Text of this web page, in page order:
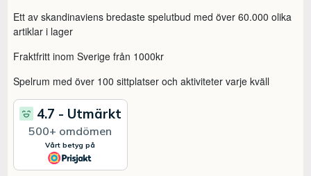
Ett av skandinaviens bredaste spelutbud med över 60.000 olika
artiklar i lager
Fraktfritt inom Sverige från 1000kr
Spelrum med över 100 sittplatser och aktiviteter varje kväll